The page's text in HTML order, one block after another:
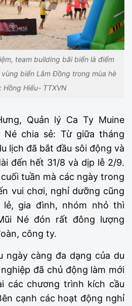
team building bãi biển là điểm
biển Lâm Đồng trong mùa hè
Hồng Hiếu- TTXVN
Quản lý Ca Ty Muine
Né chia sẻ: Từ giữa tháng
lịch đã bắt đầu sôi động và
đến hết 31/8 và dịp lễ 2/9.
tuần mà các ngày trong
vui chơi, nghỉ dưỡng cũng
lẻ, gia đình, nhóm nhỏ thì
Né đón rất đông lượng
công ty.
ngày càng đa dạng của du
đã chủ động làm mới
các chương trình kích cầu
cạnh các hoạt động nghỉ